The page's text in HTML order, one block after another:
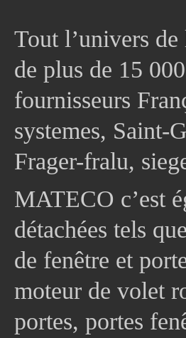
Tout l’univers
de plus de 15
fournisseurs
systemes, Saint-
Frager-fralu,
MATECO c’est
détachées tels
de fenêtre et
moteur de volet
portes, portes